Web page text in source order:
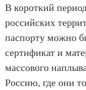
В короткий
российских
паспорту можно
сертификат и
массового
Россию, где они